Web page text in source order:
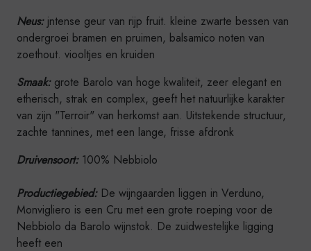
Neus: jntense geur van rijp fruit. kleine zwarte bessen van
ondergroei bramen en pruimen, balsamico noten van
zoethout. viooltjes en kruiden
Smaak:grote Barolo van hoge kwaliteit, zeer elegant en
etherisch, strak en complex, geeft het natuurlijke karakter
van zijn "Terroir" van herkomst aan. Uitstekende structuur,
zachte tannines, met een lange, frisse afdronk
Druivensoort: 100% Nebbiolo
Productiegebied:De wijngaarden liggen in Verduno,
Monvigliero is een Cru met een grote roeping voor de
Nebbiolo da Barolo wijnstok. De zuidwestelijke ligging
heeft een